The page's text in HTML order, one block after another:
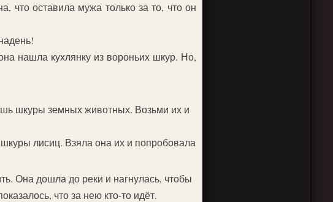
что оставила мужа только за то, что он
нашла кухлянку из вороньих шкур. Но,
шкуры земных животных. Возьми их и
лисиц. Взяла она их и попробовала
Она дошла до реки и нагнулась, чтобы
что за нею кто-то идёт.